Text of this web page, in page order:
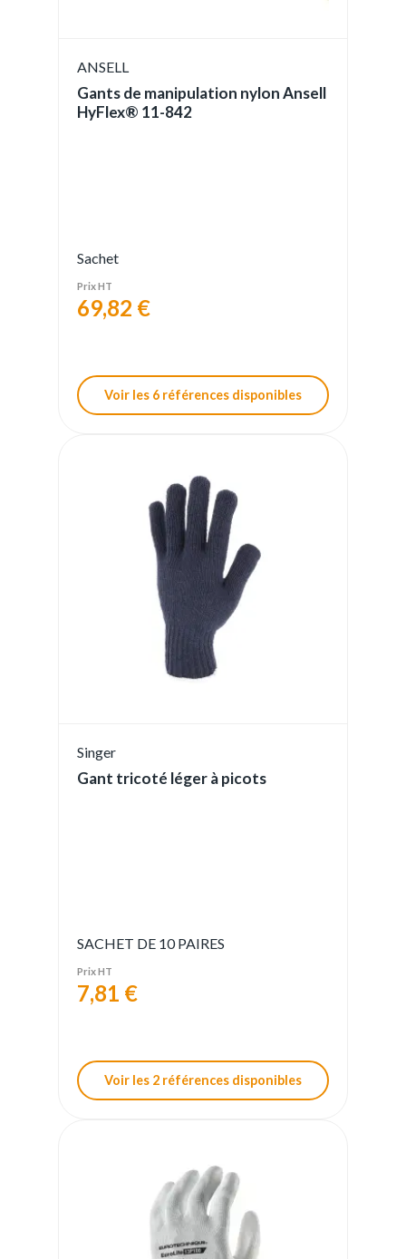
ANSELL
Gants de manipulation nylon Ansell
HyFlex® 11-842
Sachet
Prix HT
69,82 €
Voir les 6 références disponibles
Singer
Gant tricoté léger à picots
SACHET DE 10 PAIRES
Prix HT
7,81 €
Voir les 2 références disponibles